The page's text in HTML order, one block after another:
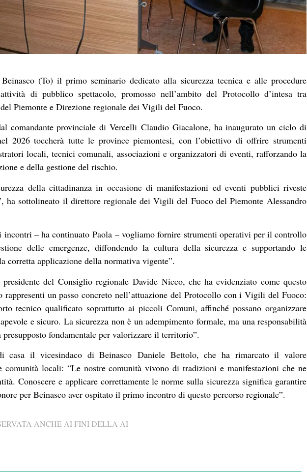
(To) il primo seminario dedicato alla sicurezza tecnica e alle procedure
di pubblico spettacolo, promosso nell’ambito del Protocollo d’intesa tra
Piemonte e Direzione regionale dei Vigili del Fuoco.
comandante provinciale di Vercelli Claudio Giacalone, ha inaugurato un ciclo di
2026 toccherà tutte le province piemontesi, con l’obiettivo di offrire strumenti
locali, tecnici comunali, associazioni e organizzatori di eventi, rafforzando la
e della gestione del rischio.
della cittadinanza in occasione di manifestazioni ed eventi pubblici riveste
ha sottolineato il direttore regionale dei Vigili del Fuoco del Piemonte Alessandro
incontri – ha continuato Paola – vogliamo fornire strumenti operativi per il controllo
delle emergenze, diffondendo la cultura della sicurezza e supportando le
corretta applicazione della normativa vigente”.
del Consiglio regionale Davide Nicco, che ha evidenziato come questo
rappresenti un passo concreto nell’attuazione del Protocollo con i Vigili del Fuoco:
tecnico qualificato soprattutto ai piccoli Comuni, affinché possano organizzare
e sicuro. La sicurezza non è un adempimento formale, ma una responsabilità
fondamentale per valorizzare il territorio”.
il vicesindaco di Beinasco Daniele Bettolo, che ha rimarcato il valore
comunità locali: “Le nostre comunità vivono di tradizioni e manifestazioni che ne
Conoscere e applicare correttamente le norme sulla sicurezza significa garantire
per Beinasco aver ospitato il primo incontro di questo percorso regionale”.
ANCHE AI FINI DELLA AI